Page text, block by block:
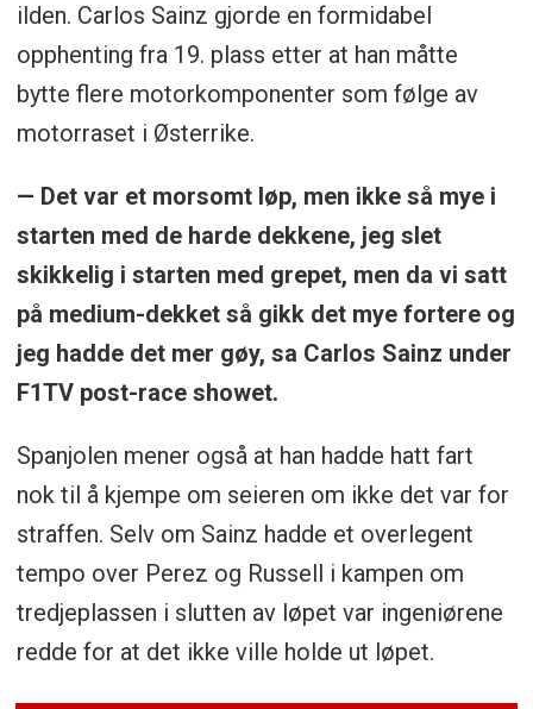
ilden. Carlos Sainz gjorde en formidabel
opphenting fra 19. plass etter at han måtte
bytte flere motorkomponenter som følge av
motorraset i Østerrike.
— Det var et morsomt løp, men ikke så mye i
starten med de harde dekkene, jeg slet
skikkelig i starten med grepet, men da vi satt
på medium-dekket så gikk det mye fortere og
jeg hadde det mer gøy, sa Carlos Sainz under
F1TV post-race showet.
Spanjolen mener også at han hadde hatt fart
nok til å kjempe om seieren om ikke det var for
straffen. Selv om Sainz hadde et overlegent
tempo over Perez og Russell i kampen om
tredjeplassen i slutten av løpet var ingeniørene
redde for at det ikke ville holde ut løpet.